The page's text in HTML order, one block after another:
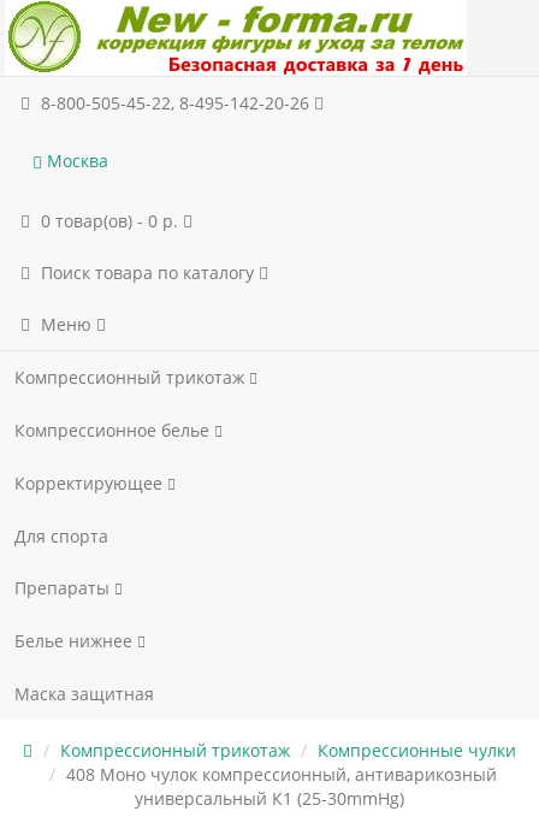
8-800-505-45-22, 8-495-142-20-26
Москва
0 товар(ов) - 0 р.
Поиск товара по каталогу
Меню
Компрессионный трикотаж
Компрессионное белье
Корректирующее
Для спорта
Препараты
Белье нижнее
Маска защитная
Компрессионный трикотаж
Компрессионные чулки
408 Моно чулок компрессионный, антиварикозный
универсальный К1 (25-30mmHg)